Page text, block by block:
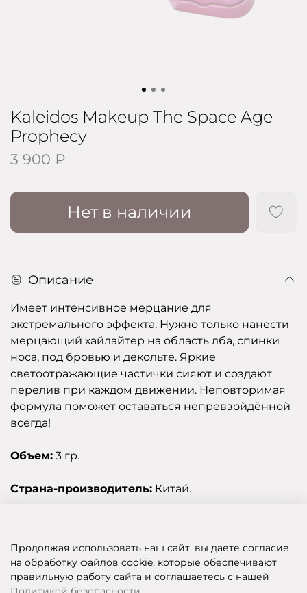
Kaleidos Makeup The Space Age
Prophecy
3 900 ₽
Нет в наличии
Описание
Имеет интенсивное мерцание для
экстремального эффекта. Нужно только нанести
мерцающий хайлайтер на область лба, спинки
носа, под бровью и декольте. Яркие
светоотражающие частички сияют и создают
перелив при каждом движении. Неповторимая
формула поможет оставаться непревзойдённой
всегда!
Объем: 3 гр.
Страна-производитель: Китай.
SHOP OF BEAUTY - МУЛЬТИБРЕНДОВЫЙ ИНТЕРНЕТ-МАГАЗИН КОСМЕТИКИ
Продолжая использовать наш сайт, вы даете согласие
на обработку файлов cookie, которые обеспечивают
правильную работу сайта и соглашаетесь с нашей